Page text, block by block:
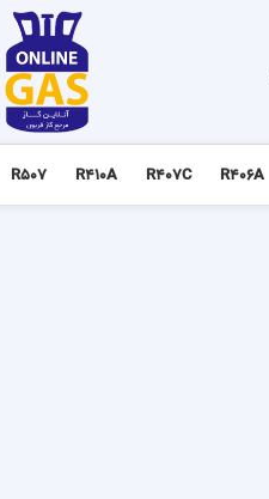
R406A
R407C
R410A
R507